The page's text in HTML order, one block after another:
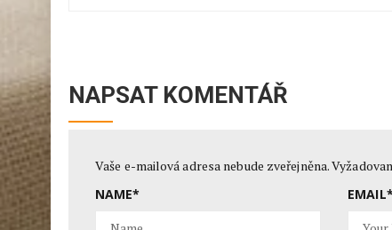
NAPSAT KOMENTÁŘ
Vaše e-mailová adresa nebude zveřejněna.
NAME* EMAIL*